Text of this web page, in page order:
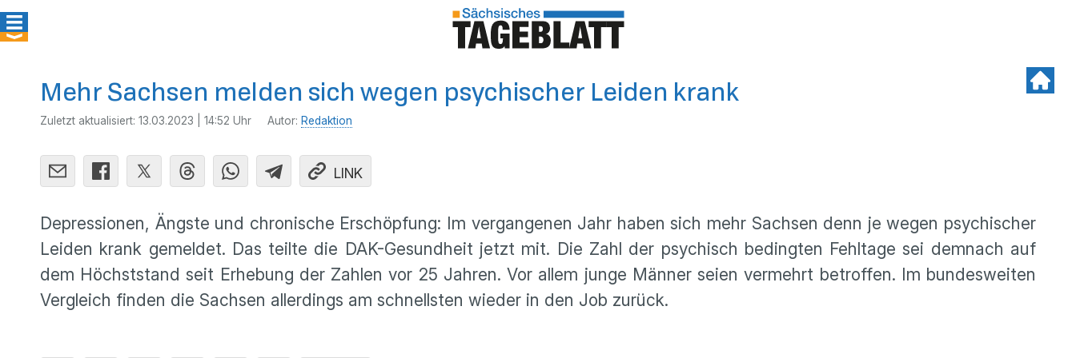
Mehr Sachsen melden sich wegen psychischer Leiden krank
Zuletzt aktualisiert: 13.03.2023 | 14:52 Uhr Autor: Redaktion
LINK
Depressionen, Ängste und chronische Erschöpfung: Im vergangenen Jahr haben sich mehr Sachsen denn je wegen psychischer
Leiden krank gemeldet. Das teilte die DAK-Gesundheit jetzt mit. Die Zahl der psychisch bedingten Fehltage sei demnach auf
dem Höchststand seit Erhebung der Zahlen vor 25 Jahren. Vor allem junge Männer seien vermehrt betroffen. Im bundesweiten
Vergleich finden die Sachsen allerdings am schnellsten wieder in den Job zurück.